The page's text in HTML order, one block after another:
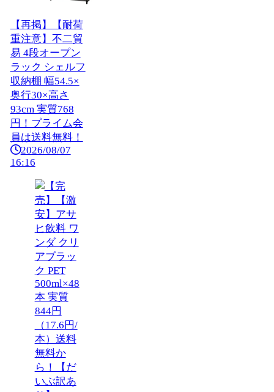
【再掲】【耐荷
重注意】不二貿
易 4段オープン
ラック シェルフ
収納棚 幅54.5×
奥行30×高さ
93cm 実質768
円！プライム会
員は送料無料！
2026/08/07
16:16